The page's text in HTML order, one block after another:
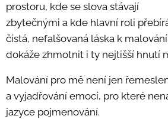
prostoru, kde se slova stávají
zbytečnými a kde hlavní roli
čistá, nefalšovaná láska k
dokáže zhmotnit i ty nejtišší hnutí
Malování pro mě není jen
a vyjadřování emocí, pro které
jazyce pojmenování.